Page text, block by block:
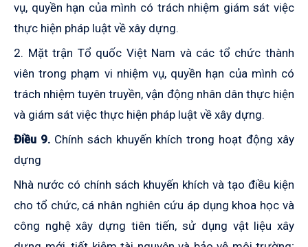
vụ, quyền hạn của mình có trách nhiệm giám sát việc
thực hiện pháp luật về xây dựng.
2. Mặt trận Tổ quốc Việt Nam và các tổ chức thành
viên trong phạm vi nhiệm vụ, quyền hạn của mình có
trách nhiệm tuyên truyền, vận động nhân dân thực hiện
và giám sát việc thực hiện pháp luật về xây dựng.
Điều 9.Chính sách khuyến khích trong hoạt động xây
dựng
Nhà nước có chính sách khuyến khích và tạo điều kiện
cho tổ chức, cá nhân nghiên cứu áp dụng khoa học và
công nghệ xây dựng tiên tiến, sử dụng vật liệu xây